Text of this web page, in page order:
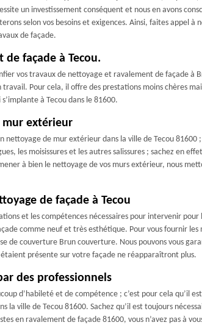
un investissement conséquent et nous en avons
selon vos besoins et exigences. Ainsi, faites appel
de façade.
façade à Tecou.
vos travaux de nettoyage et ravalement de façade
Pour cela, il offre des prestations moins chères
à Tecou dans le 81600.
mur extérieur
nettoyage de mur extérieur dans la ville de Tecou
les moisissures et les autres salissures ; sachez en
à bien le nettoyage de vos murs extérieur, nous
de façade à Tecou
et les compétences nécessaires pour intervenir pour
comme neuf et très esthétique. Pour vous fournir
de couverture Brun couverture. Nous pouvons vous
présente sur votre façade ne réapparaîtront plus.
des professionnels
d’habileté et de compétence ; c’est pour cela qu’il
la ville de Tecou 81600. Sachez qu’il est toujours
en ravalement de façade 81600, vous n’avez pas à